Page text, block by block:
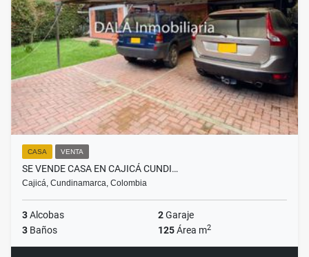
CASA VENTA
SE VENDE CASA EN CAJICÁ CUNDI…
Cajicá, Cundinamarca, Colombia
3Alcobas 2Garaje
3 Baños 125Área m2